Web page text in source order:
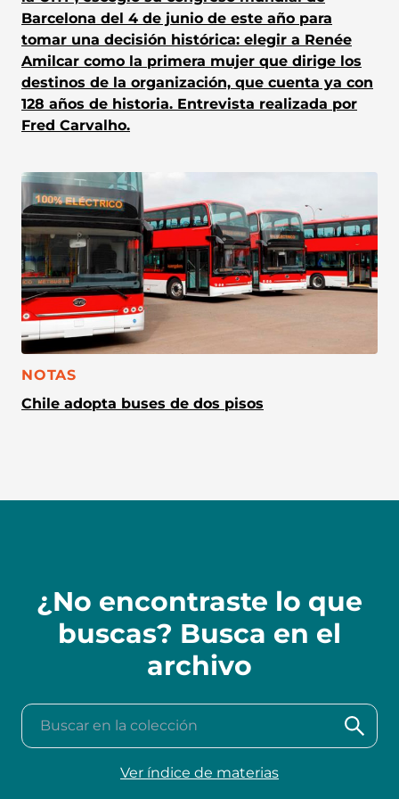
Barcelona del 4 de junio de este año para
tomar una decisión histórica: elegir a Renée
Amilcar como la primera mujer que dirige los
destinos de la organización, que cuenta ya con
128 años de historia. Entrevista realizada por
Fred Carvalho.
CATEGORÍA:
NOTAS
Chile adopta buses de dos pisos
¿No encontraste lo que
buscas? Busca en el
archivo
Buscar en la colección
Ver índice de materias